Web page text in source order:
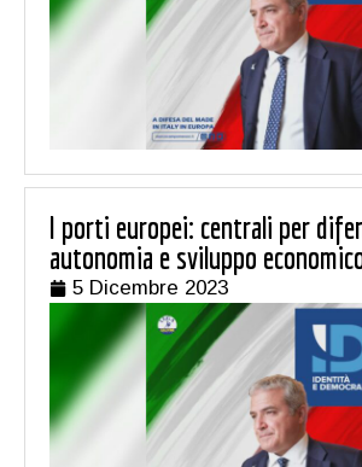
I porti europei: centrali per
autonomia e sviluppo
5 Dicembre 2023